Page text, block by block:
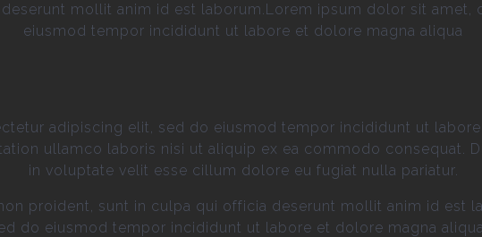
mollit anim id est laborum.Lorem ipsum dolor sit amet,
eiusmod tempor incididunt ut labore et dolore magna aliqua
adipiscing elit, sed do eiusmod tempor incididunt ut
ullamco laboris nisi ut aliquip ex ea commodo consequat.
in voluptate velit esse cillum dolore eu fugiat nulla pariatur.
proident, sunt in culpa qui officia deserunt mollit anim id est
do eiusmod tempor incididunt ut labore et dolore magna